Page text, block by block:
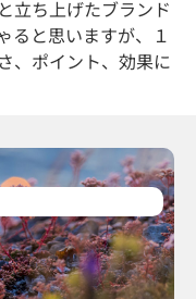
立ち上げたブランド
ると思いますが、１
、ポイント、効果に